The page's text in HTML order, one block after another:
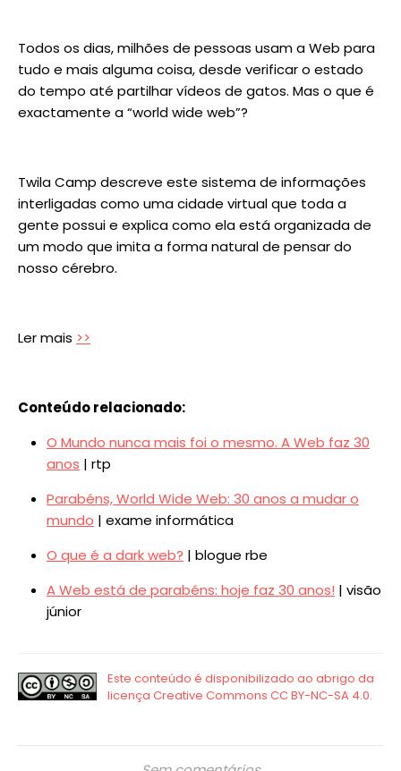
Todos os dias, milhões de pessoas usam a Web para
tudo e mais alguma coisa, desde verificar o estado
do tempo até partilhar vídeos de gatos. Mas o que é
exactamente a “world wide web”?
Twila Camp descreve este sistema de informações
interligadas como uma cidade virtual que toda a
gente possui e explica como ela está organizada de
um modo que imita a forma natural de pensar do
nosso cérebro.
Ler mais >>
Conteúdo relacionado:
O Mundo nunca mais foi o mesmo. A Web faz 30
anos | rtp
Parabéns, World Wide Web: 30 anos a mudar o
mundo | exame informática
O que é a dark web? | blogue rbe
A Web está de parabéns: hoje faz 30 anos! | visão
júnior